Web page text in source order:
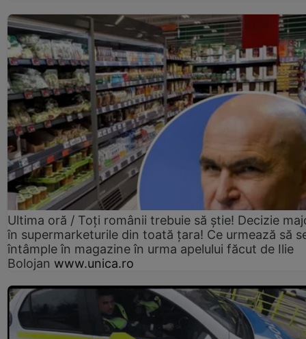
Ultima oră / Toți românii trebuie să știe! Decizie
în supermarketurile din toată țara! Ce urmează să
întâmple în magazine în urma apelului făcut de Ilie
Bolojan www.unica.ro